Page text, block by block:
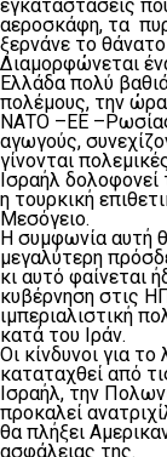
εγκαταστάσεις
αεροσκάφη, τα
ξερνάνε το
Διαμορφώνεται
Ελλάδα πολύ
πολέμους, την
ΝΑΤΟ –ΕΕ –Ρωσίας
αγωγούς,
γίνονται
Ισραήλ δολοφονεί
η τουρκική
Μεσόγειο.
Η συμφωνία αυτή
μεγαλύτερη
κι αυτό φαίνεται
κυβέρνηση στις
ιμπεριαλιστική
κατά του Ιράν.
Οι κίνδυνοι για
καταταχθεί από
Ισραήλ, την
προκαλεί
θα πλήξει
ασφάλειας της.